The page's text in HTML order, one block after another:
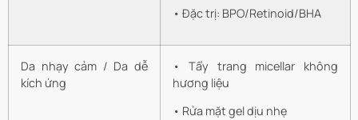
• Đặc trị: BPO/Retinoid/BHA
Da nhạy cảm / Da dễ
kích ứng
• Tẩy trang micellar không
hương liệu
• Rửa mặt gel dịu nhẹ